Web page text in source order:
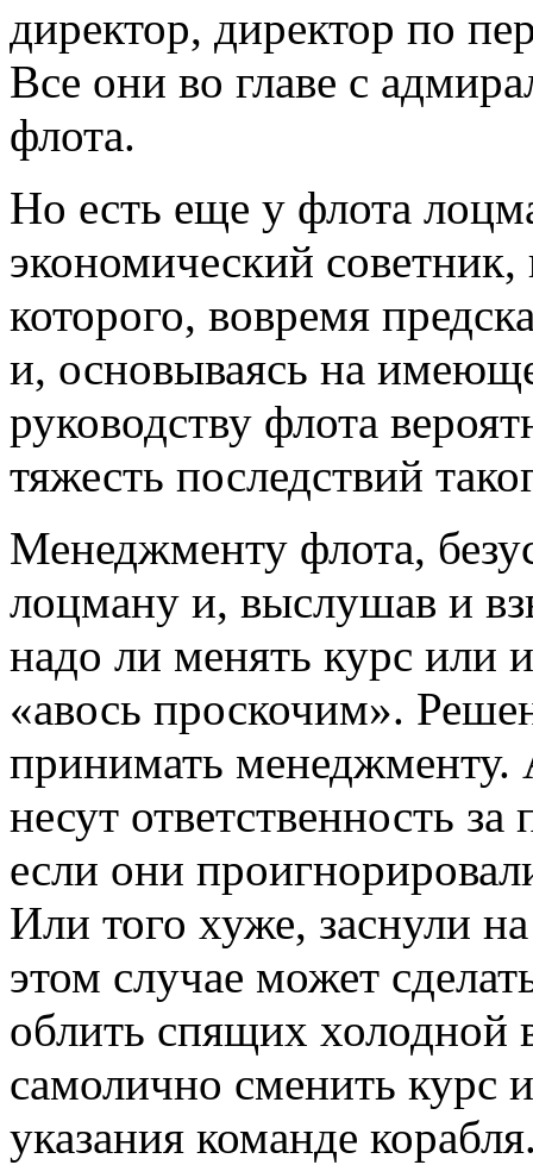
директор, директор по
Все они во главе с
флота.
Но есть еще у флота
экономический
которого, вовремя
и, основываясь на
руководству флота
тяжесть последствий
Менеджменту флота,
лоцману и, выслушав и
надо ли менять курс или
«авось проскочим».
принимать
несут ответственность
если они
Или того хуже, заснули
этом случае может
облить спящих
самолично сменить курс
указания команде